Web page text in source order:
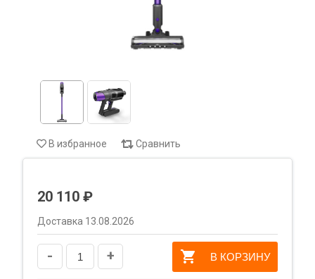
В избранное Сравнить
20 110 ₽
Доставка 13.08.2026
- + В КОРЗИНУ